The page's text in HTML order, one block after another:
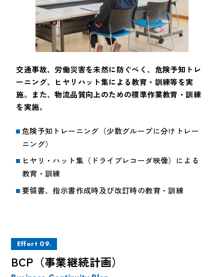
交通事故、労働災害を未然に防ぐべく、危険予知トレ
ーニング、ヒヤリハット集による教育・訓練等を実
施。また、物流品質向上のための標準作業教育・訓練
を実施。
危険予知トレーニング（少数グループに分けトレー
ニング）
ヒヤリ・ハット集（ドライブレコーダ映像）による
教育・訓練
要領書、指示書作成時及び改訂時の教育・訓練
Effort 09.
BCP（事業継続計画）